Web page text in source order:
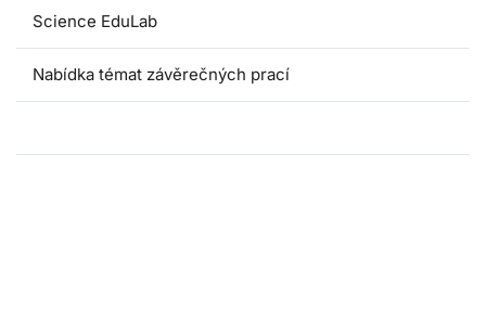
Science EduLab
Nabídka témat závěrečných prací